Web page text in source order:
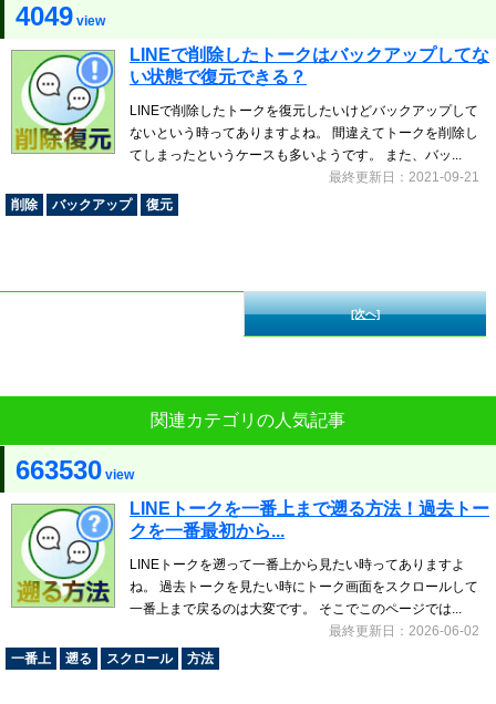
4049 view
LINEで削除したトークはバックアップしてな
い状態で復元できる？
LINEで削除したトークを復元したいけどバックアップして
ないという時ってありますよね。 間違えてトークを削除し
てしまったというケースも多いようです。 また、バッ...
最終更新日：2021-09-21
削除
バックアップ 復元
[次へ]
関連カテゴリの人気記事
663530 view
LINEトークを一番上まで遡る方法！過去トー
クを一番最初から...
LINEトークを遡って一番上から見たい時ってありますよ
ね。 過去トークを見たい時にトーク画面をスクロールして
一番上まで戻るのは大変です。 そこでこのページでは...
最終更新日：2026-06-02
一番上
遡る スクロール 方法